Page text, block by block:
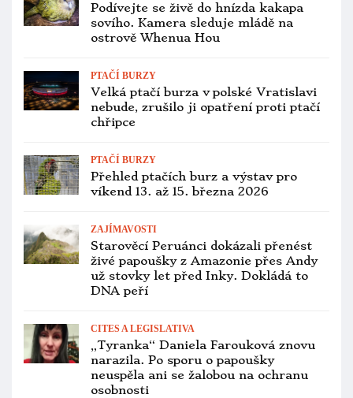
Podívejte se živě do hnízda kakapa
sovího. Kamera sleduje mládě na
ostrově Whenua Hou
PTAČÍ BURZY
Velká ptačí burza v polské Vratislavi
nebude, zrušilo ji opatření proti ptačí
chřipce
PTAČÍ BURZY
Přehled ptačích burz a výstav pro
víkend 13. až 15. března 2026
ZAJÍMAVOSTI
Starověcí Peruánci dokázali přenést
živé papoušky z Amazonie přes Andy
už stovky let před Inky. Dokládá to
DNA peří
CITES A LEGISLATIVA
„Tyranka“ Daniela Farouková znovu
narazila. Po sporu o papoušky
neuspěla ani se žalobou na ochranu
osobnosti